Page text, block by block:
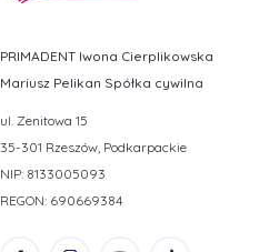
PRIMADENT Iwona Cierplikowska
Mariusz Pelikan Spółka cywilna
ul. Zenitowa 15
35-301 Rzeszów, Podkarpackie
NIP: 8133005093
REGON: 690669384